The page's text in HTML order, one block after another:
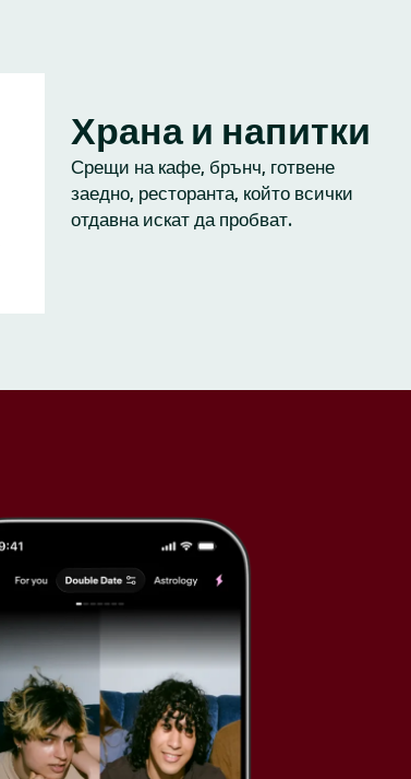
Храна и напитки
Срещи на кафе, брънч, готвене
заедно, ресторанта, който всички
отдавна искат да пробват.